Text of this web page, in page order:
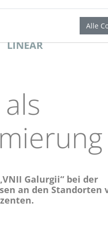
LINEAR
Galurgii“ bei der
an den Standorten
Alle